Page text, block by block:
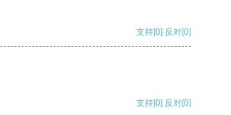
支持[0] 反对[0]
支持[0] 反对[0]